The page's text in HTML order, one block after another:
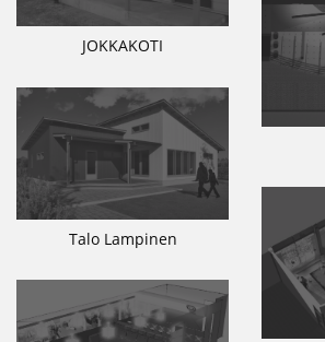
JOKKAKOTI
Talo Lampinen